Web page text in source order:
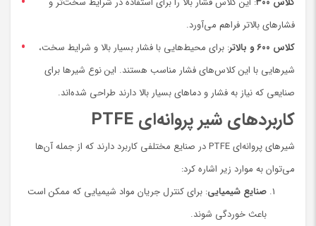
فشارهای بالاتر فراهم می‌آورد.
کلاس ۶۰۰ و بالاتر
: برای محیط‌هایی با فشار بسیار بالا و شرایط سخت،
شیرهایی با این کلاس‌های فشار مناسب هستند. این نوع شیرها برای
صنایعی که نیاز به فشار و دماهای بسیار بالا دارند طراحی شده‌اند.
کاربردهای شیر پروانه‌ای PTFE
شیرهای پروانه‌ای PTFE در صنایع مختلفی کاربرد دارند که از جمله آن‌ها
می‌توان به موارد زیر اشاره کرد:
صنایع شیمیایی: برای کنترل جریان مواد شیمیایی که ممکن است
باعث خوردگی شوند.